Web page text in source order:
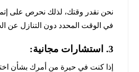
نحن نقدر وقتك، لذلك نحرص على
في الوقت المحدد دون التنازل عن
3. استشارات مجانية:
إذا كنت في حيرة من أمرك بشأن